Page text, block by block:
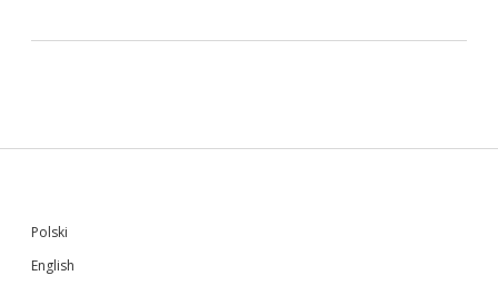
Sidebar
Polski
English